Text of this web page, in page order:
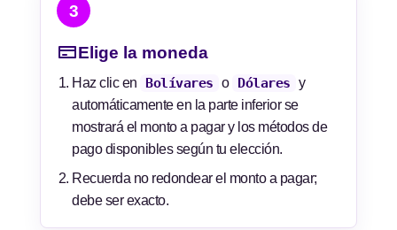
3
Elige la moneda
Haz clic en Bolívares o Dólares y
automáticamente en la parte inferior se
mostrará el monto a pagar y los métodos de
pago disponibles según tu elección.
Recuerda no redondear el monto a pagar;
debe ser exacto.